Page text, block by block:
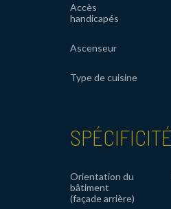
Accès
handicapés
Ascenseur
Type de cuisine
Orientation du
bâtiment
(façade arrière)